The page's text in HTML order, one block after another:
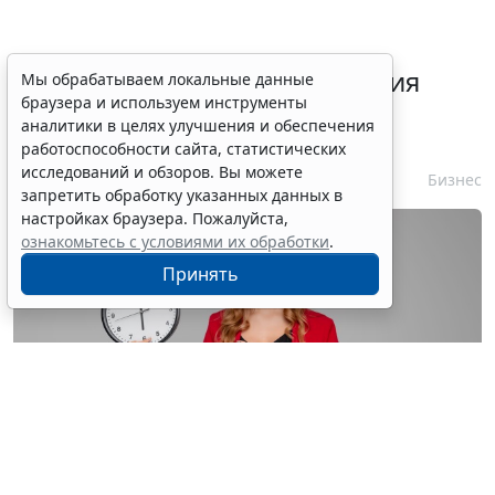
Срок согласования заключения
контракта с единственным
контрагентом сократили
7 августа 2026 16:55 Бизнес
Мы обрабатываем локальные данные
браузера и используем инструменты
аналитики в целях улучшения и обеспечения
работоспособности сайта, статистических
исследований и обзоров. Вы можете
запретить обработку указанных данных в
настройках браузера. Пожалуйста,
ознакомьтесь с условиями их обработки.
Принять